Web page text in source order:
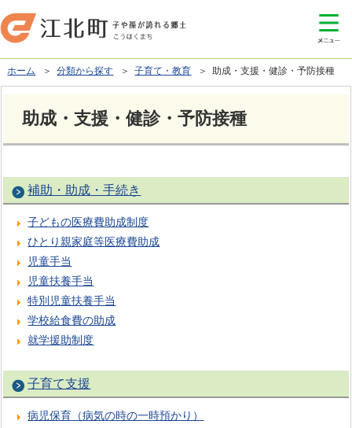
ホーム ＞分類から探す ＞子育て・教育 ＞ 助成・支援・健診・予防接種
助成・支援・健診・予防接種
補助・助成・手続き
子どもの医療費助成制度
ひとり親家庭等医療費助成
児童手当
児童扶養手当
特別児童扶養手当
学校給食費の助成
就学援助制度
子育て支援
病児保育（病気の時の一時預かり）